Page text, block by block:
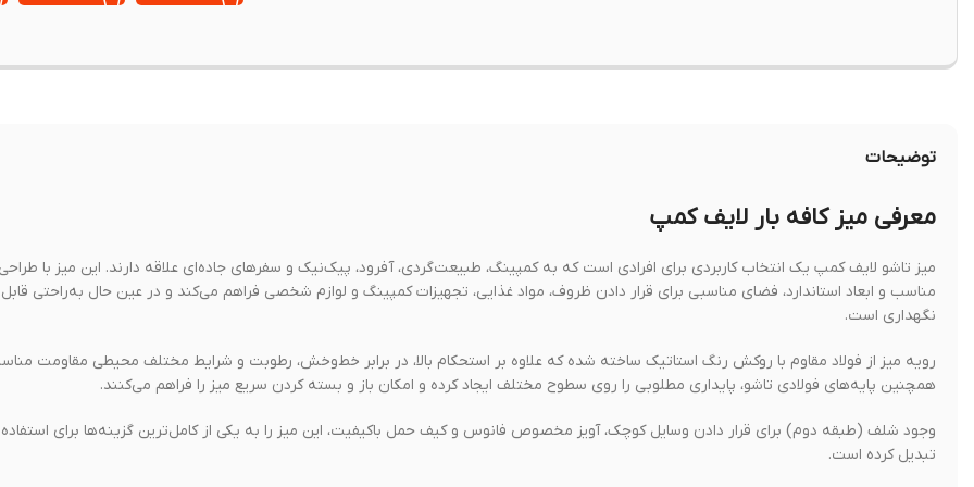
توضیحات
معرفی میز کافه بار لایف کمپ
میز تاشو لایف کمپ یک انتخاب کاربردی برای افرادی است که به کمپینگ، طبیعت‌گردی، آفرود، پیک‌نیک و سفرهای جاده‌ای علاقه دارند. این میز با
مناسب و ابعاد استاندارد، فضای مناسبی برای قرار دادن ظروف، مواد غذایی، تجهیزات کمپینگ و لوازم شخصی فراهم می‌کند و در عین حال به‌راحتی
نگهداری است.
رویه میز از فولاد مقاوم با روکش رنگ استاتیک ساخته شده که علاوه بر استحکام بالا، در برابر خط‌وخش، رطوبت و شرایط مختلف محیطی مقاومت
همچنین پایه‌های فولادی تاشو، پایداری مطلوبی را روی سطوح مختلف ایجاد کرده و امکان باز و بسته کردن سریع میز را فراهم می‌کنند.
وجود شلف (طبقه دوم) برای قرار دادن وسایل کوچک، آویز مخصوص فانوس و کیف حمل باکیفیت، این میز را به یکی از کامل‌ترین گزینه‌ها برای
تبدیل کرده است.